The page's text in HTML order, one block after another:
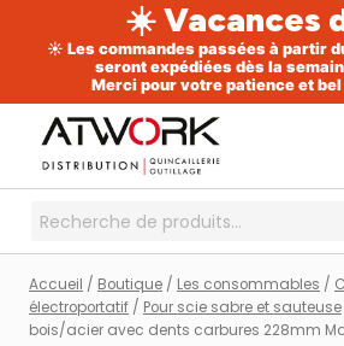
☀️ Vacances
☀️ Les commandes passées à partir
seront expédiées dès la
Merci pour votre patience et
contenu
Recherche
Accueil / Boutique / Les consommables /
électroportatif / Pour scie sabre et sauteuse
bois/acier avec dents carbures 228mm